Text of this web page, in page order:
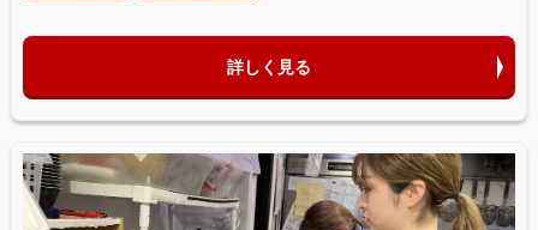
詳しく見る